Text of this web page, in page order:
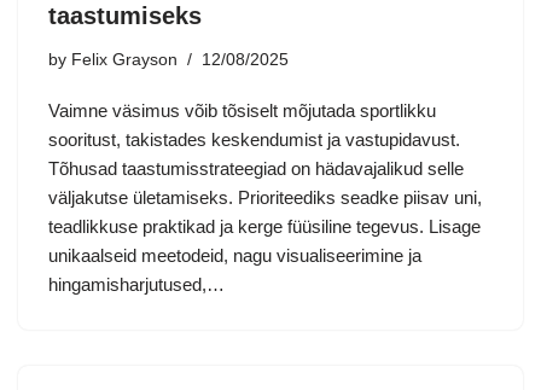
taastumiseks
by Felix Grayson 12/08/2025
Vaimne väsimus võib tõsiselt mõjutada sportlikku
sooritust, takistades keskendumist ja vastupidavust.
Tõhusad taastumisstrateegiad on hädavajalikud selle
väljakutse ületamiseks. Prioriteediks seadke piisav uni,
teadlikkuse praktikad ja kerge füüsiline tegevus. Lisage
unikaalseid meetodeid, nagu visualiseerimine ja
hingamisharjutused,…